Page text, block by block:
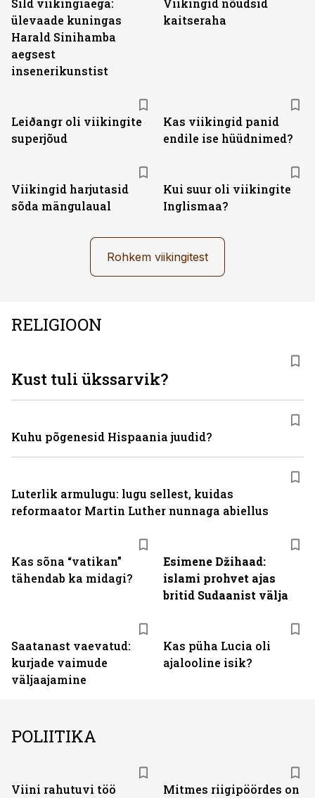
Sild viikingiaega:
ülevaade kuningas
Harald Sinihamba
aegsest
insenerikunstist
Viikingid nõudsid
kaitseraha
Leiðangr oli viikingite
superjõud
Kas viikingid panid
endile ise hüüdnimed?
Viikingid harjutasid
sõda mängulaual
Kui suur oli viikingite
Inglismaa?
Rohkem viikingitest
RELIGIOON
Kas sõna “vatikan”
tähendab ka midagi?
Esimene Džihaad:
islami prohvet ajas
britid Sudaanist välja
Saatanast vaevatud:
kurjade vaimude
väljaajamine
Kas püha Lucia oli
ajalooline isik?
Kust tuli ükssarvik?
Kuhu põgenesid Hispaania juudid?
Luterlik armulugu: lugu sellest, kuidas
reformaator Martin Luther nunnaga abiellus
POLIITIKA
Viini rahutuvi töö
Mitmes riigipöördes on